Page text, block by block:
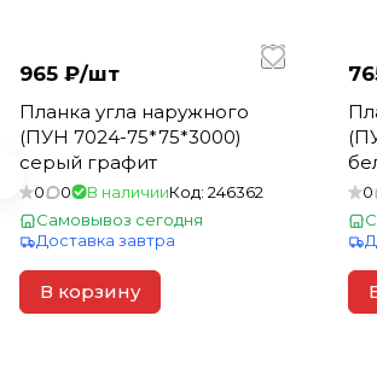
965 ₽/шт
Планка угла наружного
(ПУН 7024-75*75*3000)
серый графит
0 0 В наличииКод: 246362
Самовывоз сегодня
Доставка завтра
В корзину
0